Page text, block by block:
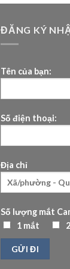
ĐĂNG KÝ
Tên của bạn:
Số điện thoại:
Địa chỉ
Số lượng mắt
1 mắt